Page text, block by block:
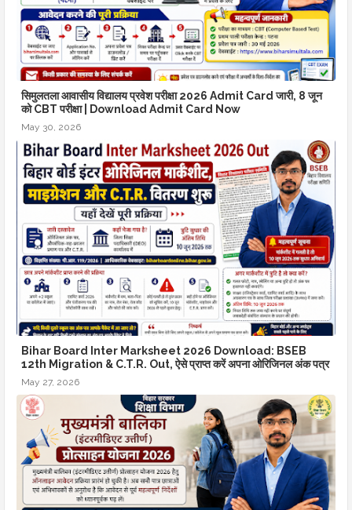
सिमुलतला आवासीय विद्यालय प्रवेश परीक्षा 2026 Admit Card जारी, 8 जून
को CBT परीक्षा | Download Admit Card Now
May 30, 2026
Bihar Board Inter Marksheet 2026 Download: BSEB
12th Migration & C.T.R. Out, ऐसे प्राप्त करें अपना ओरिजिनल अंक पत्र
May 27, 2026